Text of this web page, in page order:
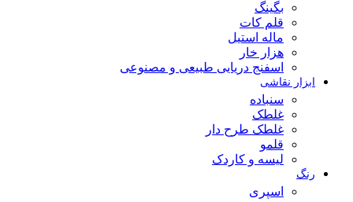
بگینگ
قلم کات
ماله استیل
هزار خار
اسفنج دریایی طبیعی و مصنوعی
ابزار نقاشی
سنباده
غلطک
غلطک طرح دار
قلمو
لیسه و کاردک
رنگ
اسپری